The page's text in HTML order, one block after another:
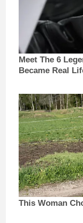
Meet The 6
Became Real
This Woman